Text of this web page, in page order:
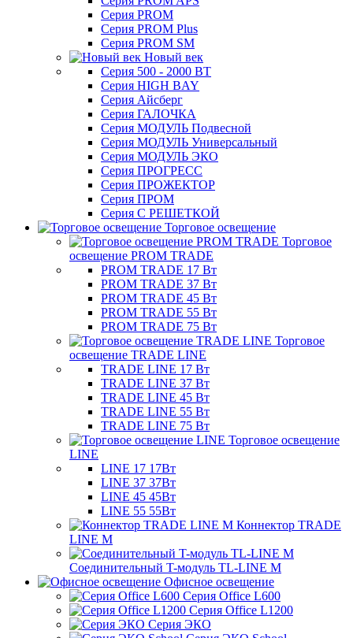
Серия PROM
Серия PROM Plus
Серия PROM SM
Новый век
Серия 500 - 2000 ВТ
Серия HIGH BAY
Серия Айсберг
Серия ГАЛОЧКА
Серия МОДУЛЬ Подвесной
Серия МОДУЛЬ Универсальный
Серия МОДУЛЬ ЭКО
Серия ПРОГРЕСС
Серия ПРОЖЕКТОР
Серия ПРОМ
Серия С РЕШЕТКОЙ
Торговое освещение
Торговое
освещение PROM TRADE
PROM TRADE 17 Вт
PROM TRADE 37 Вт
PROM TRADE 45 Вт
PROM TRADE 55 Вт
PROM TRADE 75 Вт
Торговое
освещение TRADE LINE
TRADE LINE 17 Вт
TRADE LINE 37 Вт
TRADE LINE 45 Вт
TRADE LINE 55 Вт
TRADE LINE 75 Вт
Торговое освещение
LINE
LINE 17 17Вт
LINE 37 37Вт
LINE 45 45Вт
LINE 55 55Вт
Коннектор TRADE
LINE M
Соединительный T-модуль TL-LINE M
Офисное освещение
Серия Office L600
Серия Office L1200
Серия ЭКО